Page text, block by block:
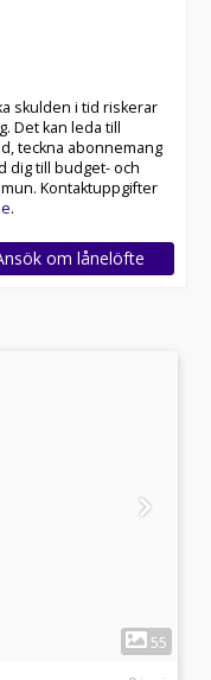
skulden i tid riskerar
Det kan leda till
teckna abonnemang
dig till budget- och
Kontaktuppgifter
.
om lånelöfte
55